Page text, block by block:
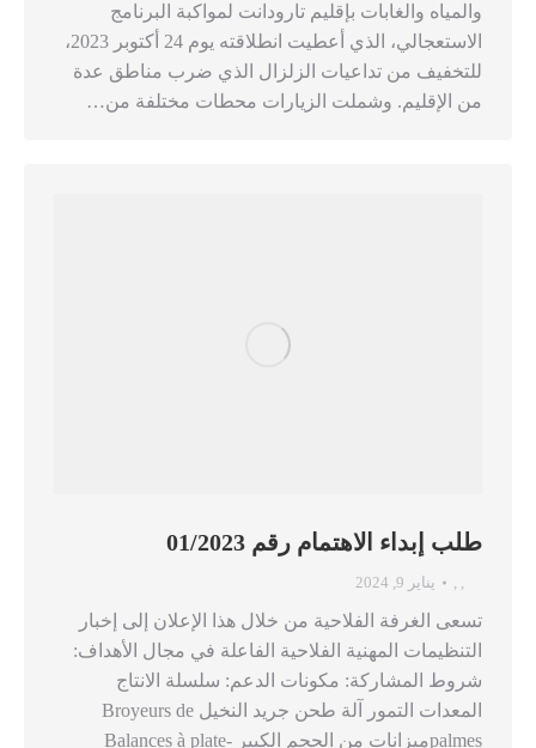
والمياه والغابات بإقليم تارودانت لمواكبة البرنامج
الاستعجالي، الذي أعطيت انطلاقته يوم 24 أكتوبر 2023،
للتخفيف من تداعيات الزلزال الذي ضرب مناطق عدة
من الإقليم. وشملت الزيارات محطات مختلفة من…
طلب إبداء الاهتمام رقم 01/2023
يناير 9, 2024
تسعى الغرفة الفلاحية من خلال هذا الإعلان إلى إخبار
التنظيمات المهنية الفلاحية الفاعلة في مجال الأهداف:
شروط المشاركة: مكونات الدعم: سلسلة الانتاج
المعدات التمور آلة طحن جريد النخيل Broyeurs de
palmesميزانات من الحجم الكبير Balances à plate-